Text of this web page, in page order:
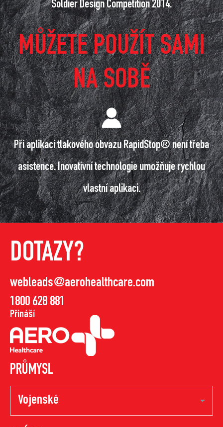
Soldier Design Competition 2014.
MŮŽETE POUŽÍT SAMI
NA SOBĚ
Při aplikaci tlakového obvazu RapidStop® není třeba
asistence. Inovativní technologie umožňuje rychlou
vlastní aplikaci.
DOTAZY?
webleads@aerohealthcare.com
1800 628 881
Přináší
PRŮMYSL